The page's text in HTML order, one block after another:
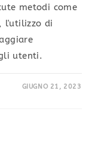
metodi come
l'utilizzo di
utenti.
GIUGNO 21, 2023